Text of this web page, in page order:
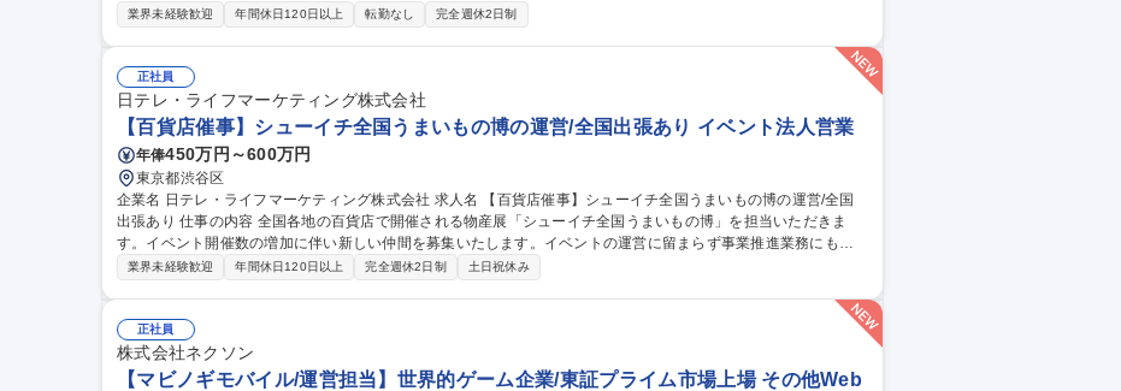
社内CSチームの一員としてBPO（外部委託先）の管理・育成をご担当。品質管理や教育、社内連携を通じサービ
新 ■対応品質モニタリング・SLA/KPI管理 ■トレーニング実施・フィードバック 【仕事の魅力】急成長組織でCS
の仕組み化に挑戦でき、ユーザーの熱量を直に感じながら体験価値向上に貢献できます。 募集職種 【カスタマー
サポート/BPO管理】オンライントレカ/エンタメ/急成長中★
業界未経験歓迎 年間休日120日以上 転勤なし 完全週休2日制
正社員
日テレ・ライフマーケティング株式会社
【百貨店催事】シューイチ全国うまいもの博の運営/全国出張あり イベント法人営業
年俸450万円～600万円
東京都渋谷区
企業名 日テレ・ライフマーケティング株式会社 求人名 【百貨店催事】シューイチ全国うまいもの博の運営/全国
出張あり 仕事の内容 全国各地の百貨店で開催される物産展「シューイチ全国うまいもの博」を担当いただきま
す。イベント開催数の増加に伴い新しい仲間を募集いたします。イベントの運営に留まらず事業推進業務にも携
わっていただきます ■「シューイチ全国うまいもの博」の運営 ※メイン業務 1.イベントへの出店社誘致および管
シューイチ全国うまいもの博の運営/全国出張あり
業界未経験歓迎 年間休日120日以上 完全週休2日制 土日祝休み
正社員
株式会社ネクソン
【マビノギモバイル/運営担当】世界的ゲーム企業/東証プライム市場上場 その他Web